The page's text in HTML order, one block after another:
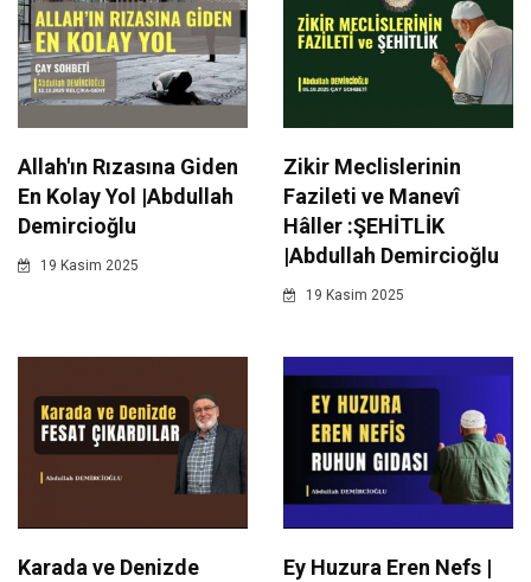
Allah'ın Rızasına Giden
En Kolay Yol |Abdullah
Demircioğlu
19 Kasim 2025
Zikir Meclislerinin
Fazileti ve Manevî
Hâller :ŞEHİTLİK
|Abdullah Demircioğlu
19 Kasim 2025
Karada ve Denizde
Ey Huzura Eren Nefs |